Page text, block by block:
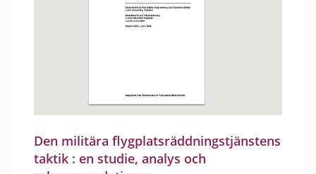
Den militära flygplatsräddningstjänstens
taktik : en studie, analys och